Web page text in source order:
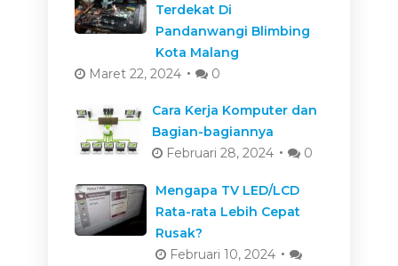
Terdekat Di
Pandanwangi Blimbing
Kota Malang
Maret 22, 2024
0
Cara Kerja Komputer dan
Bagian-bagiannya
Februari 28, 2024
0
Mengapa TV LED/LCD
Rata-rata Lebih Cepat
Rusak?
Februari 10, 2024